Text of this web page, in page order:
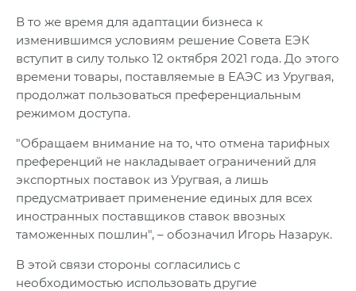
В то же время для адаптации бизнеса к
изменившимся условиям решение Совета ЕЭК
вступит в силу только 12 октября 2021 года. До этого
времени товары, поставляемые в ЕАЭС из Уругвая,
продолжат пользоваться преференциальным
режимом доступа.
"Обращаем внимание на то, что отмена тарифных
преференций не накладывает ограничений для
экспортных поставок из Уругвая, а лишь
предусматривает применение единых для всех
иностранных поставщиков ставок ввозных
таможенных пошлин", – обозначил Игорь Назарук.
В этой связи стороны согласились с
необходимостью использовать другие